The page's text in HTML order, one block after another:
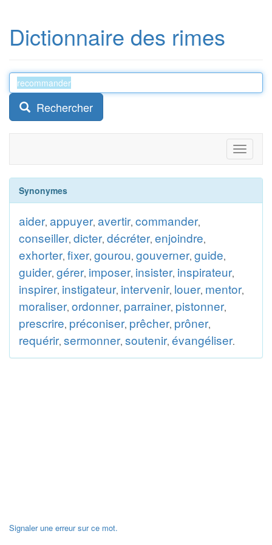
Dictionnaire des rimes
Rechercher
Toggle
Synonymes
aider, appuyer, avertir, commander,
conseiller, dicter, décréter, enjoindre,
exhorter, fixer, gourou, gouverner, guide,
guider, gérer, imposer, insister, inspirateur,
inspirer, instigateur, intervenir, louer, mentor,
moraliser, ordonner, parrainer, pistonner,
prescrire, préconiser, prêcher, prôner,
requérir, sermonner, soutenir, évangéliser.
Signaler une erreur sur ce mot.